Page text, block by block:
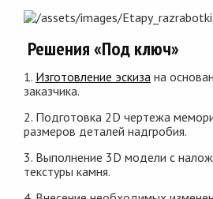
Решения «Под ключ»
1. Изготовление эскиза на
заказчика.
2. Подготовка 2D чертежа
размеров деталей надгробия.
3. Выполнение 3D модели с
текстуры камня.